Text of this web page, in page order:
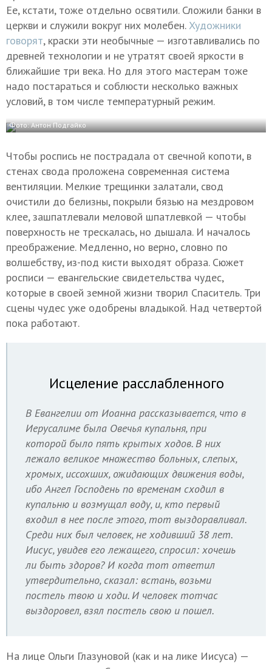
Ее, кстати, тоже отдельно освятили. Сложили банки в
церкви и служили вокруг них молебен. Художники
говорят, краски эти необычные — изготавливались по
древней технологии и не утратят своей яркости в
ближайшие три века. Но для этого мастерам тоже
надо постараться и соблюсти несколько важных
условий, в том числе температурный режим.
Фото: Антон Подгайко
Чтобы роспись не пострадала от свечной копоти, в
стенах свода проложена современная система
вентиляции. Мелкие трещинки залатали, свод
очистили до белизны, покрыли бязью на мездровом
клее, зашпатлевали меловой шпатлевкой — чтобы
поверхность не трескалась, но дышала. И началось
преображение. Медленно, но верно, словно по
волшебству, из-под кисти выходят образа. Сюжет
росписи — евангельские свидетельства чудес,
которые в своей земной жизни творил Спаситель. Три
сцены чудес уже одобрены владыкой. Над четвертой
пока работают.
Исцеление расслабленного
В Евангелии от Иоанна рассказывается, что в
Иерусалиме была Овечья купальня, при
которой было пять крытых ходов. В них
лежало великое множество больных, слепых,
хромых, иссохших, ожидающих движения воды,
ибо Ангел Господень по временам сходил в
купальню и возмущал воду, и, кто первый
входил в нее после этого, тот выздоравливал.
Среди них был человек, не ходивший 38 лет.
Иисус, увидев его лежащего, спросил: хочешь
ли быть здоров? И когда тот ответил
утвердительно, сказал: встань, возьми
постель твою и ходи. И человек тотчас
выздоровел, взял постель свою и пошел.
На лице Ольги Глазуновой (как и на лике Иисуса) —